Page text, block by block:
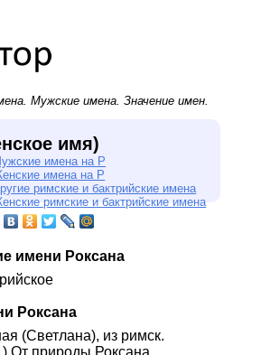
. Мужские имена. Значение имен.
имя)
имена на Р
имена на Р
римские и бактрийские имена
римские и бактрийские имена
имени Роксана
Роксана
(Светлана), из римск.
От природы Роксана